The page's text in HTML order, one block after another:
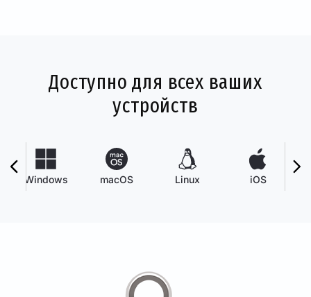
Доступно для всех ваших
устройств
Windows macOS Linux iOS